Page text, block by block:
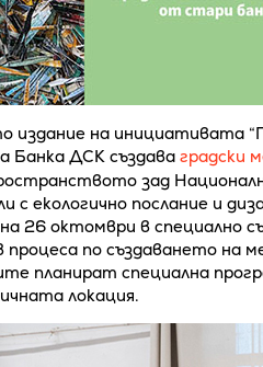
на инициативата
Банка ДСК създава градски
зад
с екологично послание и
26 октомври в специално
процеса по създаването на
планират специална
локация.